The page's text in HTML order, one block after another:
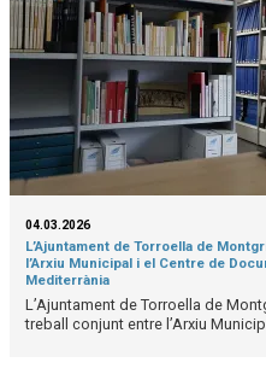
04.03.2026
L’Ajuntament de Torroella de
l’Arxiu Municipal i el Centre de
Mediterrània
L’Ajuntament de Torroella de
treball conjunt entre l’Arxiu